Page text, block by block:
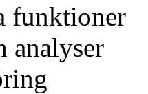
funktioner
analyser